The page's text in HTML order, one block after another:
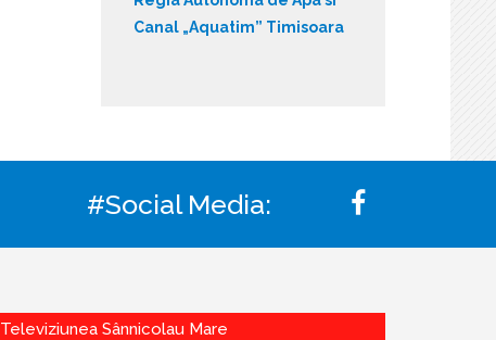
Canal „Aquatim” Timisoara
#Social Media:
Televiziunea Sânnicolau Mare